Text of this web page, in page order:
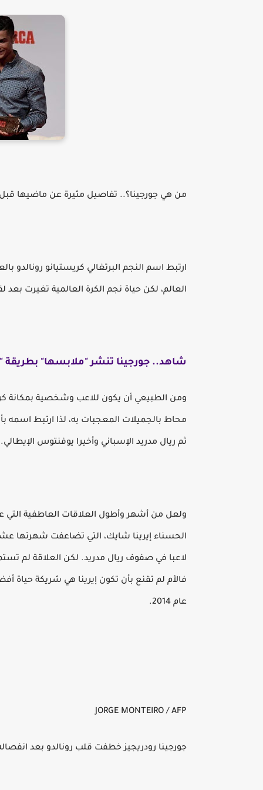
من هي جورجينا؟.. تفاصيل مثيرة عن ماضيها قبل
ارتبط اسم النجم البرتغالي كريستيانو رونالدو
العالم، لكن حياة نجم الكرة العالمية تغيرت
شاهد.. جورجينا تنشر "ملابسها" بطريقة
ومن الطبيعي أن يكون للاعب وشخصية بمكانة
محاط بالجميلات المعجبات به، لذا ارتبط اسمه
ثم ريال مدريد الإسباني وأخيرا يوفنتوس الإيطالي.
ولعل من أشهر وأطول العلاقات العاطفية التي
الحسناء إيرينا شايك، التي تضاعفت شهرتها
لاعبا في صفوف ريال مدريد. لكن العلاقة لم
فالأم لم تقنع بأن تكون إيرينا هي شريكة حياة
عام 2014.
JORGE MONTEIRO / AFP
جورجينا رودريجيز خطفت قلب رونالدو بعد